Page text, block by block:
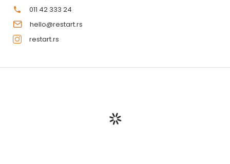
011 42 333 24
hello@restart.rs
restart.rs